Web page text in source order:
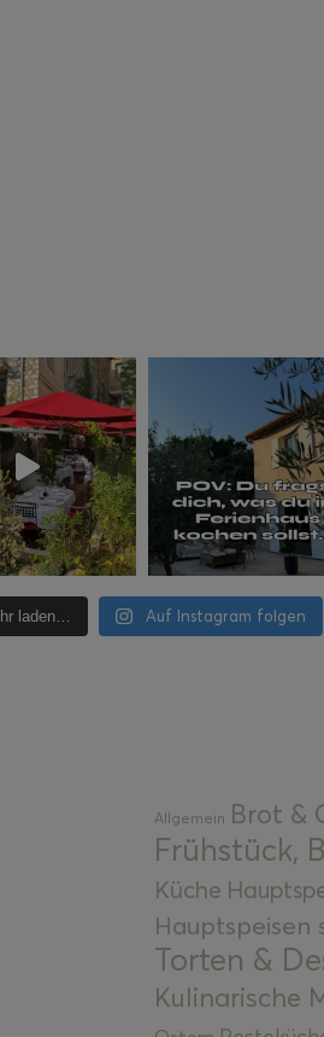
laden… Auf Instagram folgen
Allgemein Brot &
Frühstück,
Küche
Hauptspeisen
Torten &
Kulinarische